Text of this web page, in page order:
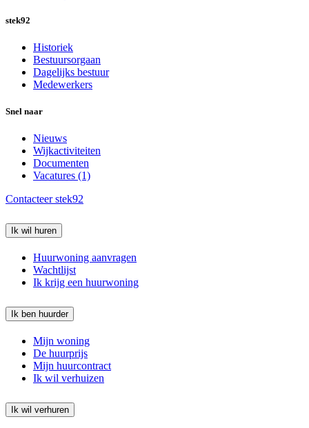
stek92
Historiek
Bestuursorgaan
Dagelijks bestuur
Medewerkers
Snel naar
Nieuws
Wijkactiviteiten
Documenten
Vacatures (1)
Contacteer stek92
Ik wil huren
Huurwoning aanvragen
Wachtlijst
Ik krijg een huurwoning
Ik ben huurder
Mijn woning
De huurprijs
Mijn huurcontract
Ik wil verhuizen
Ik wil verhuren